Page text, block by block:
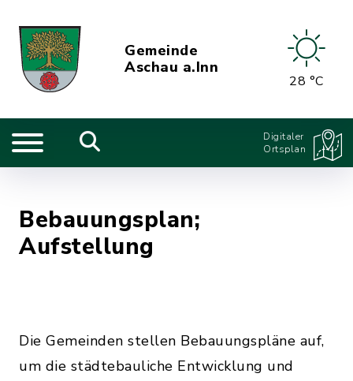
Gemeinde
Aschau a.Inn
28 °C
Digitaler
Ortsplan
Bebauungsplan;
Aufstellung
Die Gemeinden stellen Bebauungspläne auf,
um die städtebauliche Entwicklung und